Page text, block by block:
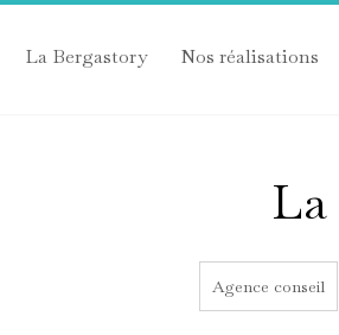
La Bergastory Nos réalisations
Agence conseil